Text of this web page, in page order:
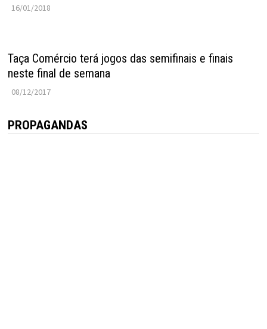
16/01/2018
Taça Comércio terá jogos das semifinais e finais
neste final de semana
08/12/2017
PROPAGANDAS